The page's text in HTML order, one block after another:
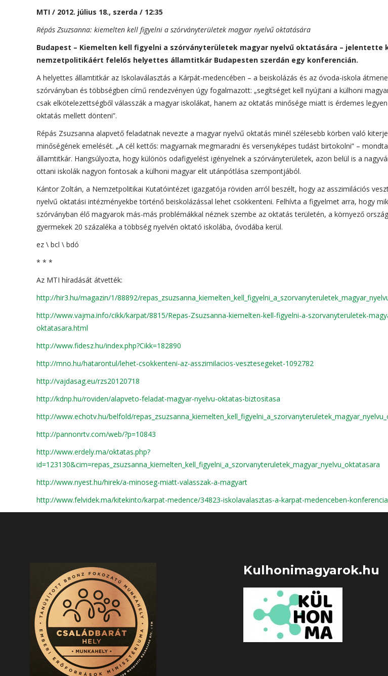
MTI / 2012. július 18., szerda / 12:35
Répás Zsuzsanna: kiemelten kell figyelni a szórványterületek magyar nyelvű oktatására
Budapest – Kiemelten kell figyelni a szórványterületek magyar nyelvű oktatására – jelentette
nemzetpolitikáért felelős helyettes államtitkár Budapesten szerdán egy konferencián.
A helyettes államtitkár az Iskolaválasztás a Kárpát-medencében – a beiskolázás és az óvoda-iskola
szórványban és többségben című rendezvényen úgy fogalmazott: „segítséget kell nyújtani a külhoni
csak elkötelezettségből válasszák a magyar iskolákat, hanem az oktatás minősége miatt is érdemes
oktatás mellett dönteni”.
Répás Zsuzsanna alapvető feladatnak nevezte a magyar nyelvű oktatás minél szélesebb körben való
minőségének emelését. „A cél kettős: magyarnak megmaradni és versenyképes tudást birtokolni” –
államtitkár. Hangsúlyozta, hogy különös odafigyelést igényelnek a szórványterületek, azon belül is a
ottani iskolák nagyon fontosak a külhoni magyar elit utánpótlása szempontjából.
Kántor Zoltán, a Nemzetpolitikai Kutatóintézet igazgatója röviden arról beszélt, hogy az asszimilációs
nyelvű oktatási intézményekbe történő beiskolázással lehet csökkenteni. Felhívta a figyelmet arra, hogy
szórványban élő magyarok más-más problémákkal néznek szembe az oktatás területén, a környező
gyermekek 20 százaléka a többség nyelvén oktató iskolába, óvodába kerül.
ez \ bcl \ bdó
* * *
Az MTI híradását átvették:
http://hir3.hu/magazin/1/88892/
http://www.vajma.info/cikk/karpat/8815/Repas-Zsuzsanna-kiemelten-kell-figyelni-a-szorvanyteruletek-
oktatasara.html
http://www.fidesz.hu/index.php?Cikk=182890
http://mno.hu/hatarontul/lehet-csokkenteni-az-asszimilacios-vesztesegeket-1092782
http://vajdasag.eu/rzs20120718
http://kdnp.hu/roviden/alapveto-feladat-magyar-nyelvu-oktatas-biztositasa
http://www.echotv.hu/belfold/
http://pannonrtv.com/web/?p=10843
http://www.erdely.ma/oktatas.php?
id=123130&cim=repas_zsuzsanna_kiemelten_kell_figyelni_a_szorvanyteruletek_magyar_nyelvu_oktatasara
http://www.nyest.hu/hirek/a-minoseg-miatt-valasszak-a-magyart
http://www.felvidek.ma/kitekinto/karpat-medence/34823-iskolavalasztas-a-karpat-medenceben-konferencia
Kulhonimagyarok.hu